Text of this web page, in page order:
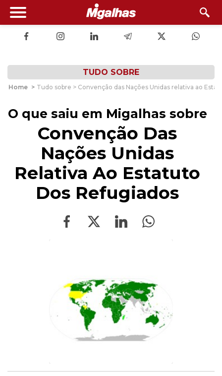
TUDO SOBRE
Home > Tudo sobre > Convenção das Nações Unidas relativa ao
O que saiu em Migalhas sobre
Convenção Das
Nações Unidas
Relativa Ao Estatuto
Dos Refugiados